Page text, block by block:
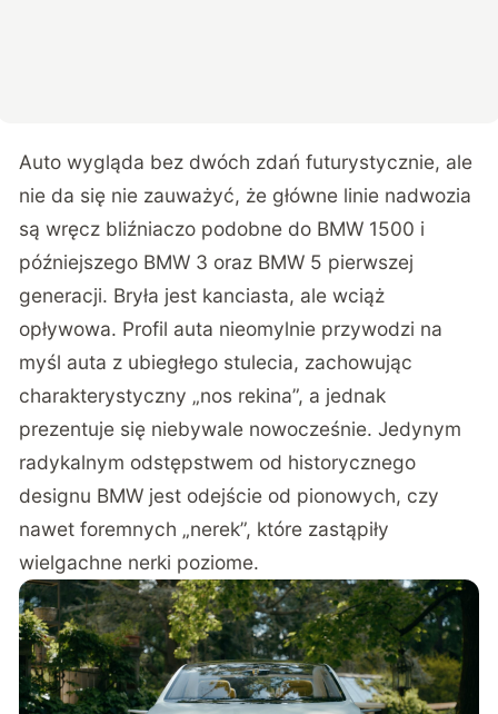
Auto wygląda bez dwóch zdań futurystycznie, ale
nie da się nie zauważyć, że główne linie nadwozia
są wręcz bliźniaczo podobne do BMW 1500 i
późniejszego BMW 3 oraz BMW 5 pierwszej
generacji. Bryła jest kanciasta, ale wciąż
opływowa. Profil auta nieomylnie przywodzi na
myśl auta z ubiegłego stulecia, zachowując
charakterystyczny „nos rekina”, a jednak
prezentuje się niebywale nowocześnie. Jedynym
radykalnym odstępstwem od historycznego
designu BMW jest odejście od pionowych, czy
nawet foremnych „nerek”, które zastąpiły
wielgachne nerki poziome.